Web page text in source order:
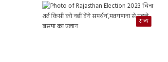
राज्य